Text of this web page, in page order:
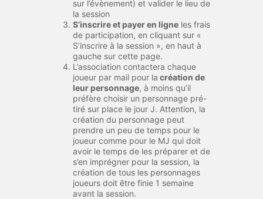
sur l’évènement) et valider le lieu de
la session
S’inscrire et payer en ligne les frais
de participation, en cliquant sur «
S’inscrire à la session », en haut à
gauche sur cette page.
L’association contactera chaque
joueur par mail pour la création de
leur personnage, à moins qu’il
préfère choisir un personnage pré-
tiré sur place le jour J. Attention, la
création du personnage peut
prendre un peu de temps pour le
joueur comme pour le MJ qui doit
avoir le temps de les préparer et de
s’en imprégner pour la session, la
création de tous les personnages
joueurs doit être finie 1 semaine
avant la session.